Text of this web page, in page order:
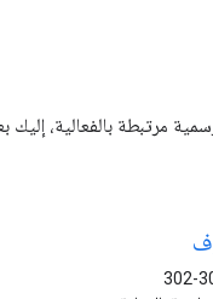
رسمية مرتبطة